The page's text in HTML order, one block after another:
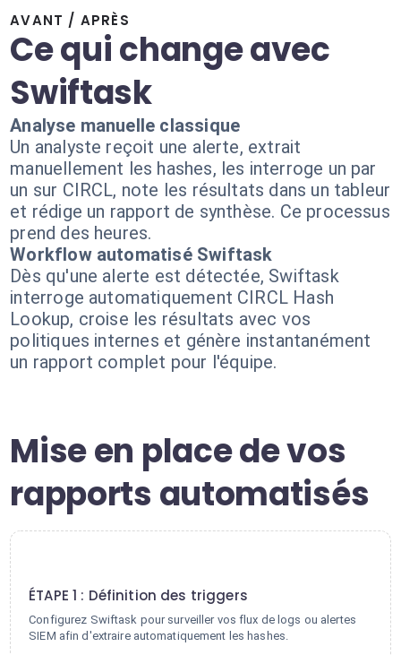
AVANT / APRÈS
Ce qui change avec
Swiftask
Analyse manuelle classique
Un analyste reçoit une alerte, extrait
manuellement les hashes, les interroge un par
un sur CIRCL, note les résultats dans un tableur
et rédige un rapport de synthèse. Ce processus
prend des heures.
Workflow automatisé Swiftask
Dès qu'une alerte est détectée, Swiftask
interroge automatiquement CIRCL Hash
Lookup, croise les résultats avec vos
politiques internes et génère instantanément
un rapport complet pour l'équipe.
Mise en place de vos
rapports automatisés
ÉTAPE 1 : Définition des triggers
Configurez Swiftask pour surveiller vos flux de logs ou alertes
SIEM afin d'extraire automatiquement les hashes.